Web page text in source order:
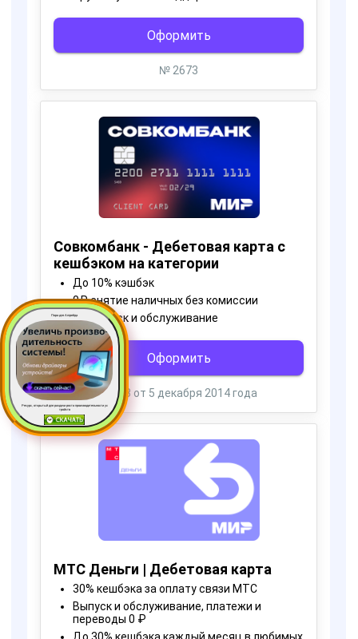
Пора для Апгрейда
Ресурс, открытый для раздачи роста производительности ус
тройств